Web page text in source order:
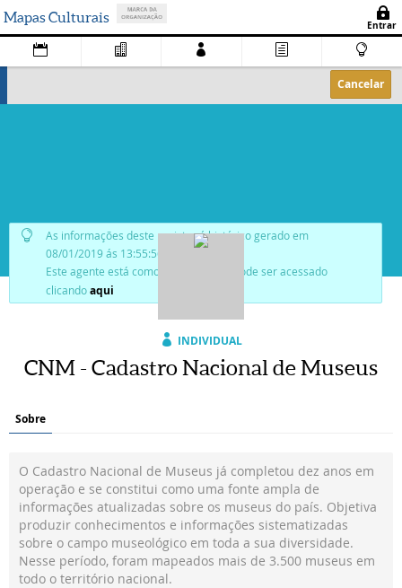
Mapas Culturais
Cancelar
As informações deste registro é histórico gerado em
08/01/2019 ás 13:55:56.
Este agente está como
, e pode ser acessado
clicandoaqui
INDIVIDUAL
CNM - Cadastro Nacional de Museus
Sobre
O Cadastro Nacional de Museus já completou dez anos em
operação e se constitui como uma fonte ampla de
informações atualizadas sobre os museus do país. Objetiva
produzir conhecimentos e informações sistematizadas
sobre o campo museológico em toda a sua diversidade.
Nesse período, foram mapeados mais de 3.500 museus em
todo o território nacional.